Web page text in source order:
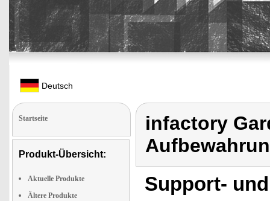
Deutsch
Startseite
Produkt-Übersicht:
Aktuelle Produkte
Ältere Produkte
infactory
Support-